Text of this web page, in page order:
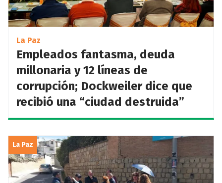
La Paz
Empleados fantasma, deuda
millonaria y 12 líneas de
corrupción; Dockweiler dice que
recibió una “ciudad destruida”
La Paz